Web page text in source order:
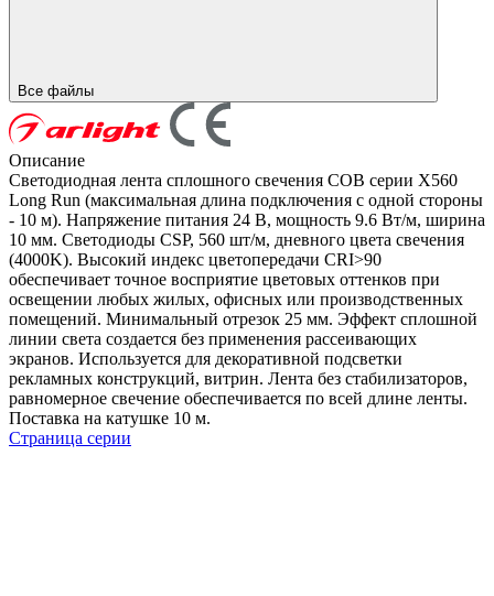
Все файлы
Описание
Светодиодная лента сплошного свечения COB серии X560
Long Run (максимальная длина подключения с одной стороны
- 10 м). Напряжение питания 24 В, мощность 9.6 Вт/м, ширина
10 мм. Светодиоды CSP, 560 шт/м, дневного цвета свечения
(4000K). Высокий индекс цветопередачи CRI>90
обеспечивает точное восприятие цветовых оттенков при
освещении любых жилых, офисных или производственных
помещений. Минимальный отрезок 25 мм. Эффект сплошной
линии света создается без применения рассеивающих
экранов. Используется для декоративной подсветки
рекламных конструкций, витрин. Лента без стабилизаторов,
равномерное свечение обеспечивается по всей длине ленты.
Поставка на катушке 10 м.
Страница серии